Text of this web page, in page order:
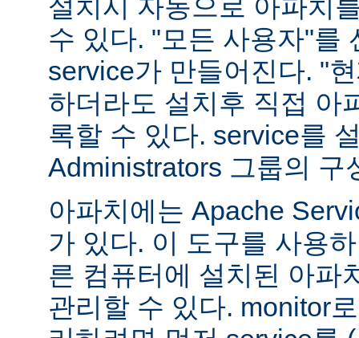
설치시 자동으로 아파치
수 있다. "모든 사용자"를
service가 만들어진다. "
하더라도 설치후 직접 아
록할 수 있다. service를
Administrators 그룹의 구
아파치에는 Apache
가 있다. 이 도구를 사용
른 컴퓨터에 설치된 아파
관리할 수 있다. monitor